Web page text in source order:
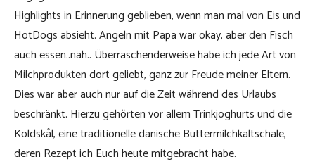
Highlights in Erinnerung geblieben, wenn man mal von Eis und
HotDogs absieht. Angeln mit Papa war okay, aber den Fisch
auch essen..näh.. Überraschenderweise habe ich jede Art von
Milchprodukten dort geliebt, ganz zur Freude meiner Eltern.
Dies war aber auch nur auf die Zeit während des Urlaubs
beschränkt. Hierzu gehörten vor allem Trinkjoghurts und die
Koldskål, eine traditionelle dänische Buttermilchkaltschale,
deren Rezept ich Euch heute mitgebracht habe.